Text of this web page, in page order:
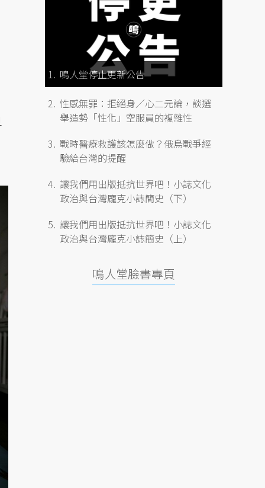
鳴人堂停止更新公告
性感無罪：拒絕身／心二元論，談選
舉造勢「性化」空服員的複雜性
戰時醫療救護該怎麼做？俄烏戰爭經
驗給台灣的提醒
讓我們用出版抵抗世界吧！小誌文化
政治與台灣龐克小誌簡史（下）
讓我們用出版抵抗世界吧！小誌文化
政治與台灣龐克小誌簡史（上）
鳴人堂臉書專頁